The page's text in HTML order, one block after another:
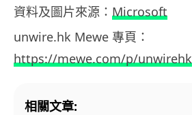
資料及圖片來源： Microsoft
unwire.hk Mewe 專頁：
https://mewe.com/p/unwirehk
相關文章: